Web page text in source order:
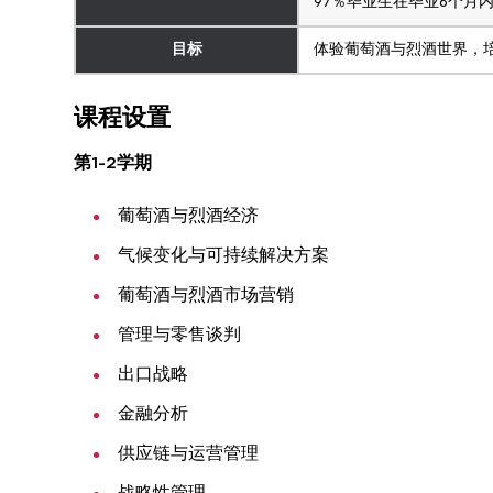
目标 体验葡萄酒与烈酒世界，
课程设置
第1-2学期
葡萄酒与烈酒经济
气候变化与可持续解决方案
葡萄酒与烈酒市场营销
管理与零售谈判
出口战略
金融分析
供应链与运营管理